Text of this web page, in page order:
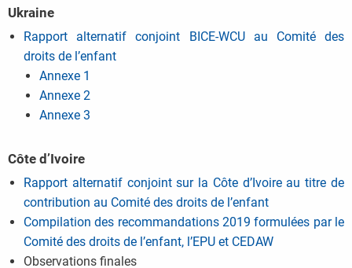
Ukraine
Rapport alternatif conjoint BICE-WCU au Comité des
droits de l’enfant
Annexe 1
Annexe 2
Annexe 3
Côte d’Ivoire
Rapport alternatif conjoint sur la Côte d’Ivoire au titre de
contribution au Comité des droits de l’enfant
Compilation des recommandations 2019 formulées par le
Comité des droits de l’enfant, l’EPU et CEDAW
Observations finales